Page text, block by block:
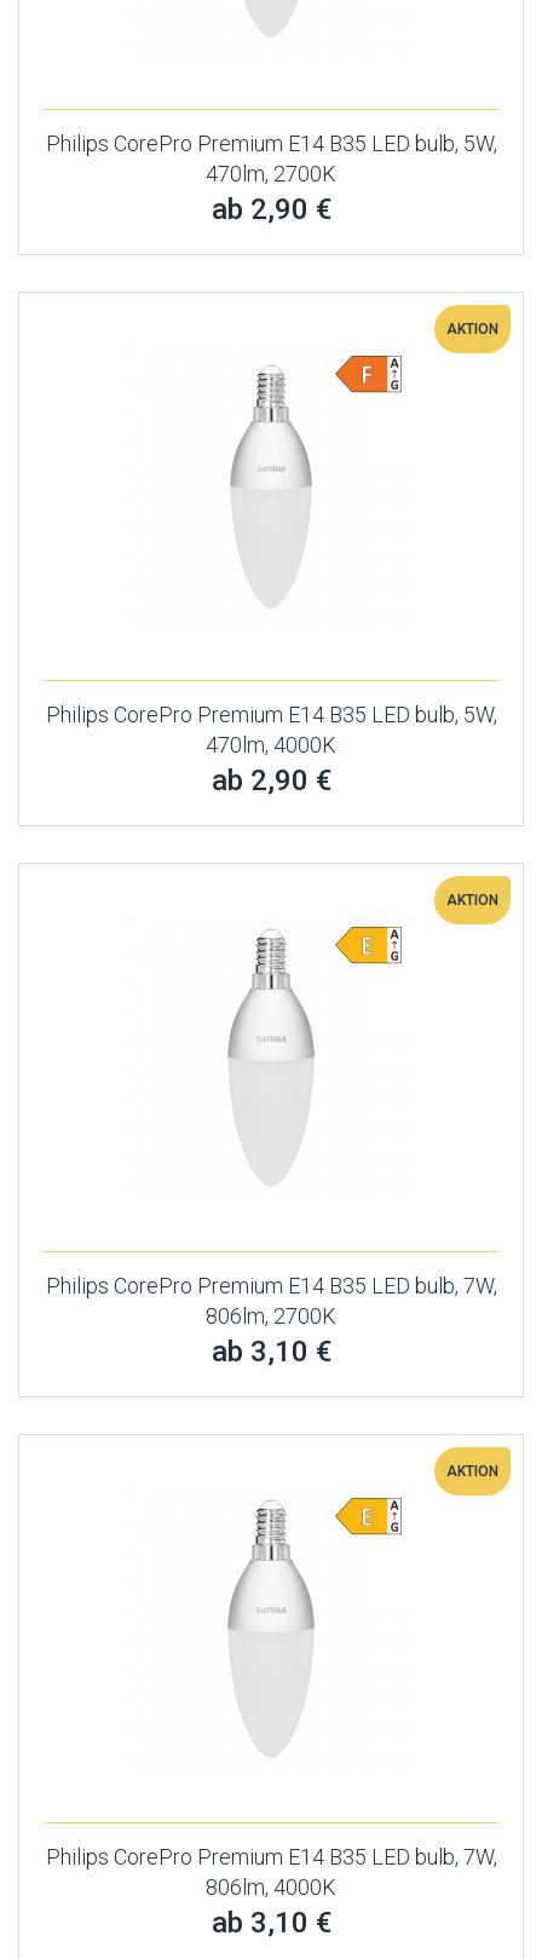
Philips CorePro Premium E14 B35 LED bulb, 5W,
470lm, 2700K
ab 2,90 €
AKTION
Philips CorePro Premium E14 B35 LED bulb, 5W,
470lm, 4000K
ab 2,90 €
AKTION
Philips CorePro Premium E14 B35 LED bulb, 7W,
806lm, 2700K
ab 3,10 €
AKTION
Philips CorePro Premium E14 B35 LED bulb, 7W,
806lm, 4000K
ab 3,10 €